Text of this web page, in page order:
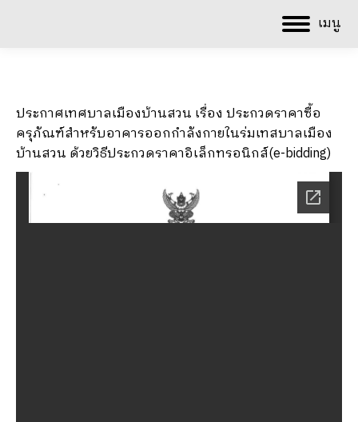
เมนู
ประกาศเทศบาลเมืองบ้านสวน เรื่อง ประกวดราคาซื้อ
ครุภัณฑ์สำหรับอาคารออกกำลังกายในร่มเทสบาลเมือง
บ้านสวน ด้วยวิธีประกวดราคาอิเล็กทรอนิกส์(e-bidding)